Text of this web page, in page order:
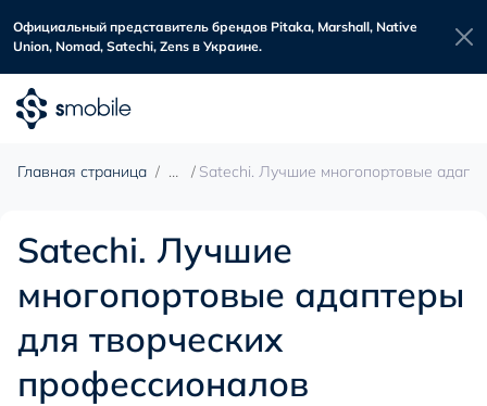
Официальный представитель брендов Pitaka, Marshall, Native
Union, Nomad, Satechi, Zens в Украине.
Главная страница Satechi. Лучшие многопортовые
Satechi. Лучшие
многопортовые адаптеры
для творческих
профессионалов